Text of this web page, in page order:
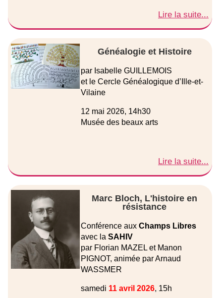
Lire la suite...
Généalogie et Histoire
par Isabelle GUILLEMOIS
et le Cercle Généalogique d’Ille-et-
Vilaine
12 mai 2026, 14h30
Musée des beaux arts
Lire la suite...
Marc Bloch, L'histoire en
résistance
Conférence aux Champs Libres
avec la SAHIV
par Florian MAZEL et Manon
PIGNOT, animée par Arnaud
WASSMER
samedi 11 avril 2026, 15h